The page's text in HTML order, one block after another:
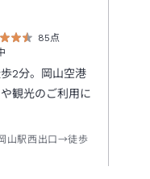
85点
2分。岡山空港
観光のご利用に
山駅西出口→徒歩